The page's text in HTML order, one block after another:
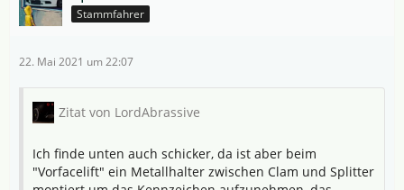
Stammfahrer
22. Mai 2021 um 22:07
Zitat von LordAbrassive
Ich finde unten auch schicker, da ist aber beim
"Vorfacelift" ein Metallhalter zwischen Clam und Splitter